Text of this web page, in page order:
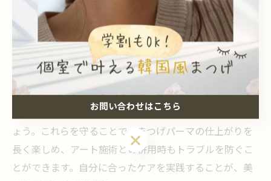
失敗しないためのまつげパーマ施術前後の心得
まつげパーマ施術前後には、いくつかの心得がありま
す。まず、施術前はアイメイクを控え、まつげと目元を
清潔に保つことがポイントです。施術後は、擦らない・
濡らさない・保湿するなど、基本的なケアを徹底しまし
ょう。これらを守ることで、まつげパーマの仕上がりを
長く楽しめ、アート施術との併用時もトラブルを防ぐこ
とができます。自分に合ったケアを実践することが、美
お問い合わせはこちら
お問い合わせはこちら